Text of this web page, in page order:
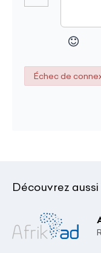
Échec de
Découvrez